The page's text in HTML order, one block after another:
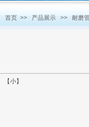
首页 >> 产品展示 >> 耐磨
【小】